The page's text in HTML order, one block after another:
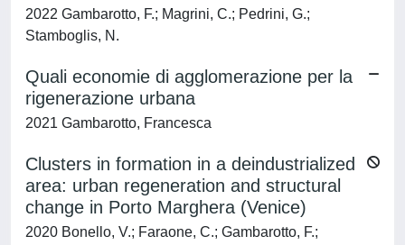
2022 Gambarotto, F.; Magrini, C.; Pedrini, G.;
Stamboglis, N.
Quali economie di agglomerazione per la
rigenerazione urbana
2021 Gambarotto, Francesca
Clusters in formation in a deindustrialized
area: urban regeneration and structural
change in Porto Marghera (Venice)
2020 Bonello, V.; Faraone, C.; Gambarotto, F.;